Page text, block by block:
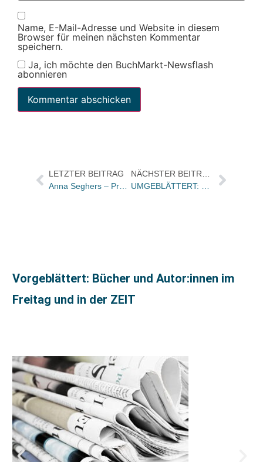
Name, E-Mail-Adresse und Website in diesem
Browser für meinen nächsten Kommentar
speichern.
Ja, ich möchte den BuchMarkt-Newsflash
abonnieren
LETZTER BEITRAG
Anna Seghers – Preis geht an Nino Haratischwili
Vorgeblättert: Bücher und Autor:innen im
Freitag und in der ZEIT